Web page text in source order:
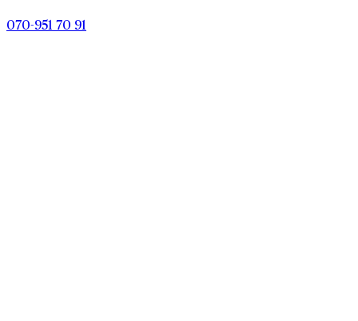
070-951 70 91